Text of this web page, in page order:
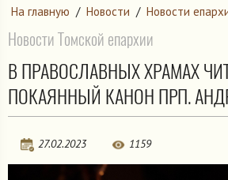
На главную / Новости / Новости
Новости Томской епархии
В ПРАВОСЛАВНЫХ ХРАМАХ
ПОКАЯННЫЙ КАНОН ПРП.
27.02.2023 1159